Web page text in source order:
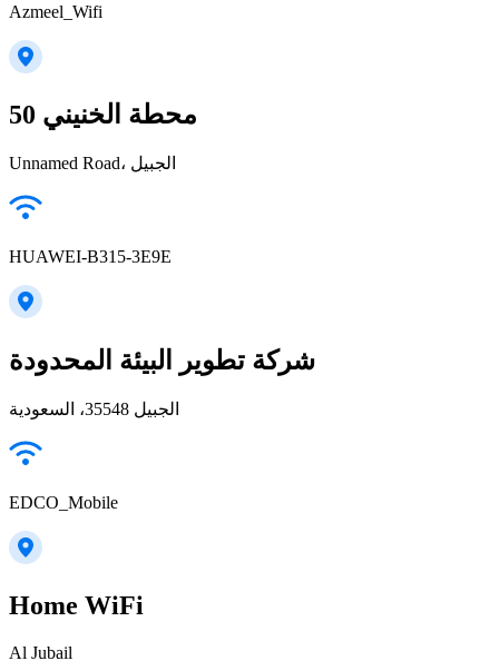
Azmeel_Wifi
محطة الخنيني 50
Unnamed Road، الجبيل
HUAWEI-B315-3E9E
شركة تطوير البيئة المحدودة
الجبيل 35548، السعودية
EDCO_Mobile
Home WiFi
Al Jubail